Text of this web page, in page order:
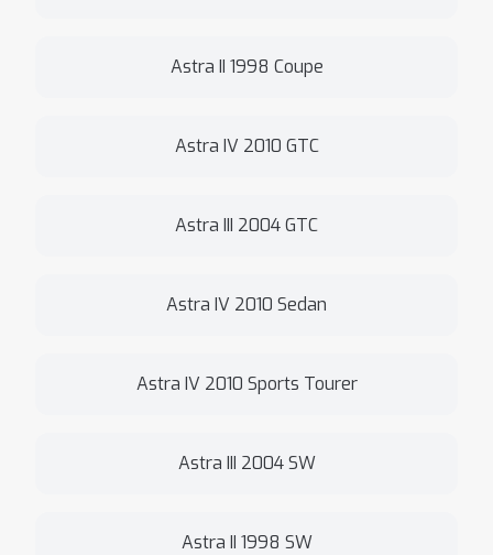
Astra II 1998 Coupe
Astra IV 2010 GTC
Astra III 2004 GTC
Astra IV 2010 Sedan
Astra IV 2010 Sports Tourer
Astra III 2004 SW
Astra II 1998 SW